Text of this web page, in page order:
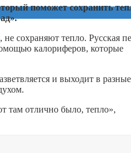
поможет сохранить
сохраняют тепло. Русская
калориферов, которые
и выходит в разные
там отлично было, тепло»,